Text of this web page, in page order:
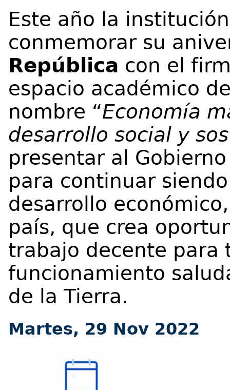
Este año la institución
conmemorar su
República con el
espacio académico
nombre “Economía
desarrollo social y
presentar al
para continuar
desarrollo
país, que crea
trabajo decente para
funcionamiento
de la Tierra.
Martes, 29 Nov 2022